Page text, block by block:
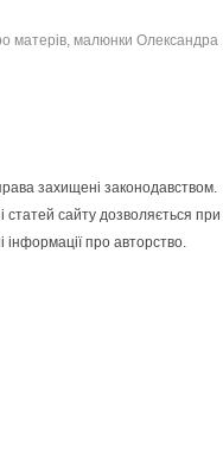
матерів, малюнки Олександра
захищені законодавством.
сайту дозволяється при
інформації про авторство.